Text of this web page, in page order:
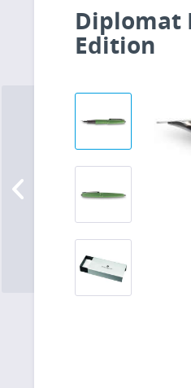
Diplomat
Edition